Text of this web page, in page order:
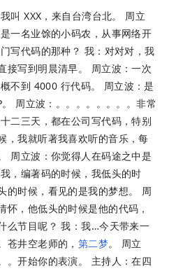
叫 XXX，来自台湾台北。 周立
一名业馀的小码农，从事网络开
写代码的那种？ 我：对对对，我
接写到明晨清早。 周立波：一次
不到 4000 行代码。 周立波：是
周立波：。。。。。。。。非常
二三天，都在公司写代码，特别
，我就听著我喜欢听的音乐，每
周立波：你觉得人在码途之中是
，编著码的时候，我低头的时
的时候，看见的是我的梦想。 周
怀，他低头的时候是他的代码，
么节目呢？ 我：我…今天带来一
苍井空老师的， 第二梦。 周立
。开始你的表演。 主持人：在四